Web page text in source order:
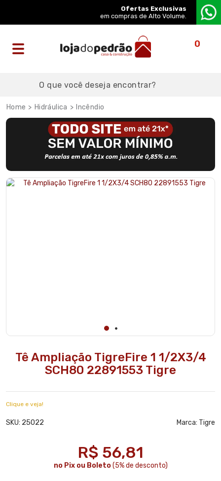
Ofertas Exclusivas
em compras de Alto Volume.
0
Hidráulica Incêndio
Tê Ampliação TigreFire 1 1/2X3/4
SCH80 22891553 Tigre
Clique e veja!
SKU: 25022 Marca: Tigre
R$ 56,81
no Pix ou Boleto(5% de desconto)